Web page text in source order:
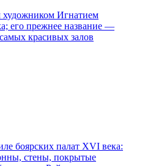
Игнатием
его прежнее название —
красивых залов
боярских палат XVI века:
стены, покрытые